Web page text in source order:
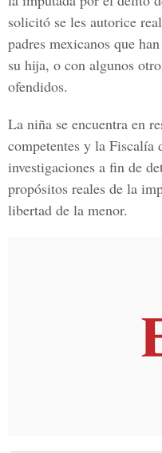
solicitó se les autorice
padres mexicanos que
su hija, o con algunos
ofendidos.
La niña se encuentra en
competentes y la Fiscalía
investigaciones a fin de
propósitos reales de la
libertad de la menor.